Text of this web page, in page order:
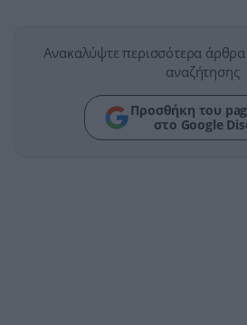
Ανακαλύψτε περισσότερα
αναζήτησης
Προσθήκη του
στο Google